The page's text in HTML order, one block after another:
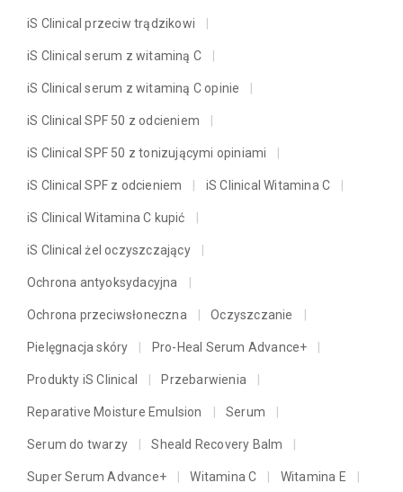
iS Clinical przeciw trądzikowi
iS Clinical serum z witaminą C
iS Clinical serum z witaminą C opinie
iS Clinical SPF 50 z odcieniem
iS Clinical SPF 50 z tonizującymi opiniami
iS Clinical SPF z odcieniem iS Clinical Witamina C
iS Clinical Witamina C kupić
iS Clinical żel oczyszczający
Ochrona antyoksydacyjna
Ochrona przeciwsłoneczna Oczyszczanie
Pielęgnacja skóry Pro-Heal Serum Advance+
Produkty iS Clinical Przebarwienia
Reparative Moisture Emulsion Serum
Serum do twarzy Sheald Recovery Balm
Super Serum Advance+ Witamina C Witamina E